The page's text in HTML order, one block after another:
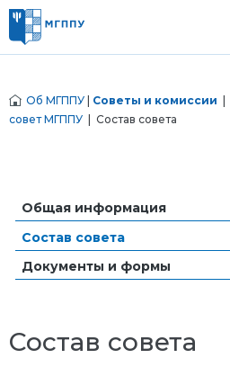
Об МГППУ Советы и комиссии
совет МГППУ | Состав совета
Общая информация
Состав совета
Документы и формы
Состав совета